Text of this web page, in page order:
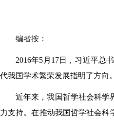
数字馆
编者按：
2016年5月17日，习近平总
代我国学术繁荣发展指明了方向
近年来，我国哲学社会科学
力支持。在推动我国哲学社会